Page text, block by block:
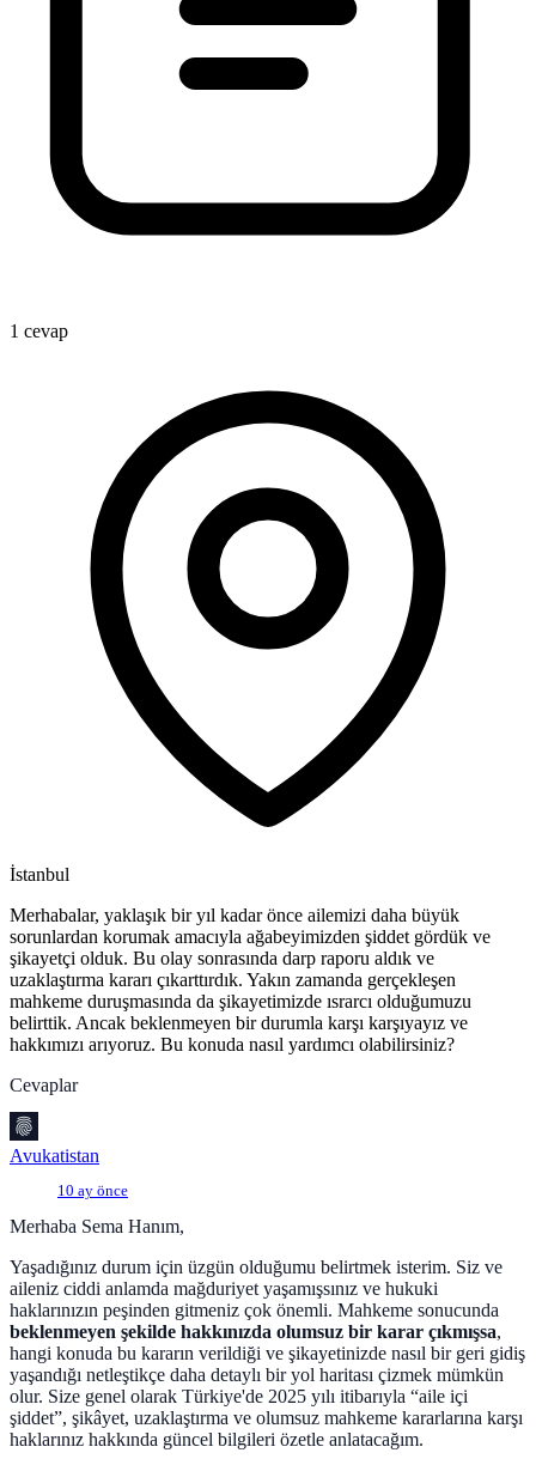
1 cevap
İstanbul
Merhabalar, yaklaşık bir yıl kadar önce ailemizi daha büyük
sorunlardan korumak amacıyla ağabeyimizden şiddet gördük ve
şikayetçi olduk. Bu olay sonrasında darp raporu aldık ve
uzaklaştırma kararı çıkarttırdık. Yakın zamanda gerçekleşen
mahkeme duruşmasında da şikayetimizde ısrarcı olduğumuzu
belirttik. Ancak beklenmeyen bir durumla karşı karşıyayız ve
hakkımızı arıyoruz. Bu konuda nasıl yardımcı olabilirsiniz?
Cevaplar
Avukatistan
10 ay önce
Merhaba Sema Hanım,
Yaşadığınız durum için üzgün olduğumu belirtmek isterim. Siz ve
aileniz ciddi anlamda mağduriyet yaşamışsınız ve hukuki
haklarınızın peşinden gitmeniz çok önemli. Mahkeme sonucunda
beklenmeyen şekilde hakkınızda olumsuz bir karar çıkmışsa,
hangi konuda bu kararın verildiği ve şikayetinizde nasıl bir geri gidiş
yaşandığı netleştikçe daha detaylı bir yol haritası çizmek mümkün
olur. Size genel olarak Türkiye'de 2025 yılı itibarıyla “aile içi
şiddet”, şikâyet, uzaklaştırma ve olumsuz mahkeme kararlarına karşı
haklarınız hakkında güncel bilgileri özetle anlatacağım.